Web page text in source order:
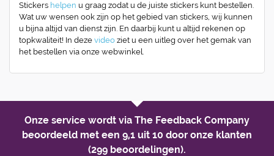
Stickers helpen u graag zodat u de juiste stickers kunt bestellen.
Wat uw wensen ook zijn op het gebied van stickers, wij kunnen
u bijna altijd van dienst zijn. En daarbij kunt u altijd rekenen op
topkwaliteit! In deze video ziet u een uitleg over het gemak van
het bestellen via onze webwinkel.
Onze service wordt via The Feedback Company
beoordeeld met een 9,1 uit 10 door onze klanten
(299 beoordelingen).